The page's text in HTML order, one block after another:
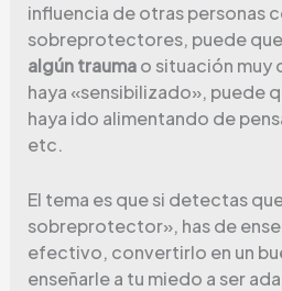
influencia de otras personas
sobreprotectores, puede
algún traumao situación muy
haya «sensibilizado», puede
haya ido alimentando de
etc.
El tema es que si detectas
sobreprotector», has de
efectivo, convertirlo en un
enseñarle a tu miedo a ser